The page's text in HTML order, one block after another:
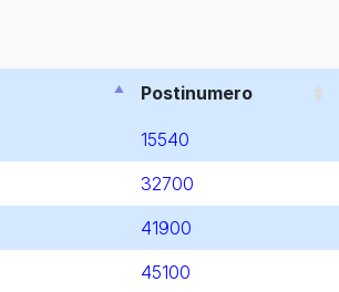
Postinumero
15540
32700
41900
45100